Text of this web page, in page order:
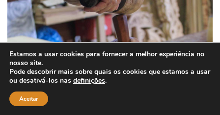
Estamos a usar cookies para fornecer a melhor experiência no
nosso site.
Pode descobrir mais sobre quais os cookies que estamos a usar
ou desativá-los nas definições.
Aceitar